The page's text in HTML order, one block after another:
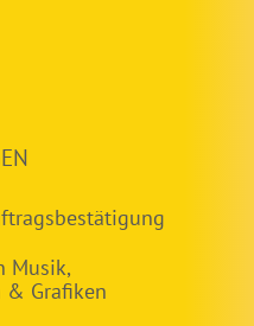
Musik,
& Grafiken